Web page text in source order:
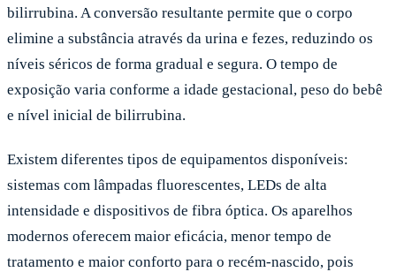
bilirrubina. A conversão resultante permite que o corpo
elimine a substância através da urina e fezes, reduzindo os
níveis séricos de forma gradual e segura. O tempo de
exposição varia conforme a idade gestacional, peso do bebê
e nível inicial de bilirrubina.
Existem diferentes tipos de equipamentos disponíveis:
sistemas com lâmpadas fluorescentes, LEDs de alta
intensidade e dispositivos de fibra óptica. Os aparelhos
modernos oferecem maior eficácia, menor tempo de
tratamento e maior conforto para o recém-nascido, pois